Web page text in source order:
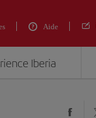
Aide
Iberia